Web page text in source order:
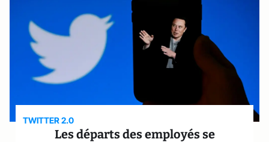
TWITTER 2.0
Les départs des employés se